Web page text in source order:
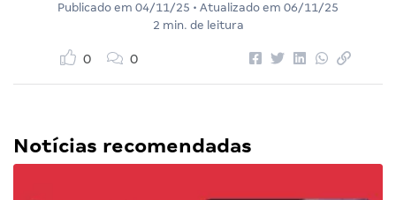
Publicado em 04/11/25 • Atualizado em 06/11/25
2 min. de leitura
0 0
Notícias recomendadas